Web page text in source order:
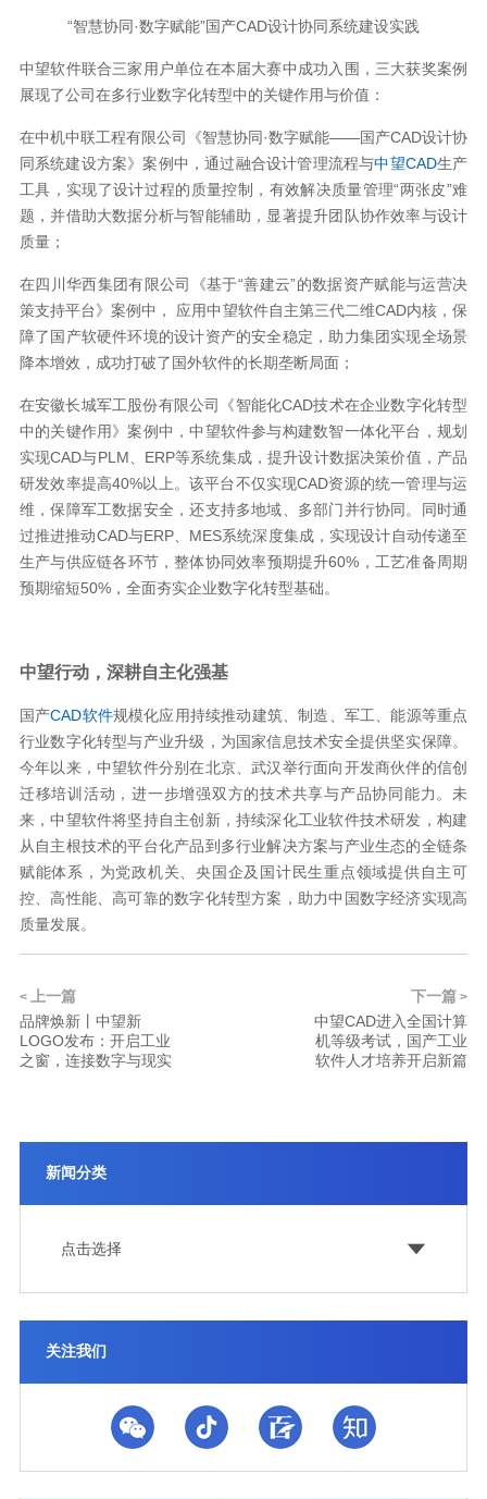
“智慧协同·数字赋能”国产CAD设计协同系统建设实践
中望软件联合三家用户单位在本届大赛中成功入围，三大获奖案例
展现了公司在多行业数字化转型中的关键作用与价值：
在中机中联工程有限公司《智慧协同·数字赋能——国产CAD设计协
同系统建设方案》案例中，通过融合设计管理流程与中望CAD生产
工具，实现了设计过程的质量控制，有效解决质量管理“两张皮”难
题，并借助大数据分析与智能辅助，显著提升团队协作效率与设计
质量；
在四川华西集团有限公司《基于“善建云”的数据资产赋能与运营决
策支持平台》案例中， 应用中望软件自主第三代二维CAD内核，保
障了国产软硬件环境的设计资产的安全稳定，助力集团实现全场景
降本增效，成功打破了国外软件的长期垄断局面；
在安徽长城军工股份有限公司《智能化CAD技术在企业数字化转型
中的关键作用》案例中，中望软件参与构建数智一体化平台，规划
实现CAD与PLM、ERP等系统集成，提升设计数据决策价值，产品
研发效率提高40%以上。该平台不仅实现CAD资源的统一管理与运
维，保障军工数据安全，还支持多地域、多部门并行协同。同时通
过推进推动CAD与ERP、MES系统深度集成，实现设计自动传递至
生产与供应链各环节，整体协同效率预期提升60%，工艺准备周期
预期缩短50%，全面夯实企业数字化转型基础。
中望行动，深耕自主化强基
国产CAD软件规模化应用持续推动建筑、制造、军工、能源等重点
行业数字化转型与产业升级，为国家信息技术安全提供坚实保障。
今年以来，中望软件分别在北京、武汉举行面向开发商伙伴的信创
迁移培训活动，进一步增强双方的技术共享与产品协同能力。未
来，中望软件将坚持自主创新，持续深化工业软件技术研发，构建
从自主根技术的平台化产品到多行业解决方案与产业生态的全链条
赋能体系，为党政机关、央国企及国计民生重点领域提供自主可
控、高性能、高可靠的数字化转型方案，助力中国数字经济实现高
质量发展。
<
上一篇
品牌焕新丨中望新
LOGO发布：开启工业
之窗，连接数字与现实
下一篇 >
中望CAD进入全国计算
机等级考试，国产工业
软件人才培养开启新篇
新闻分类
点击选择
关注我们